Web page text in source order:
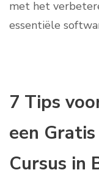
met het
essentiële
7 Tips
een
Cursus in